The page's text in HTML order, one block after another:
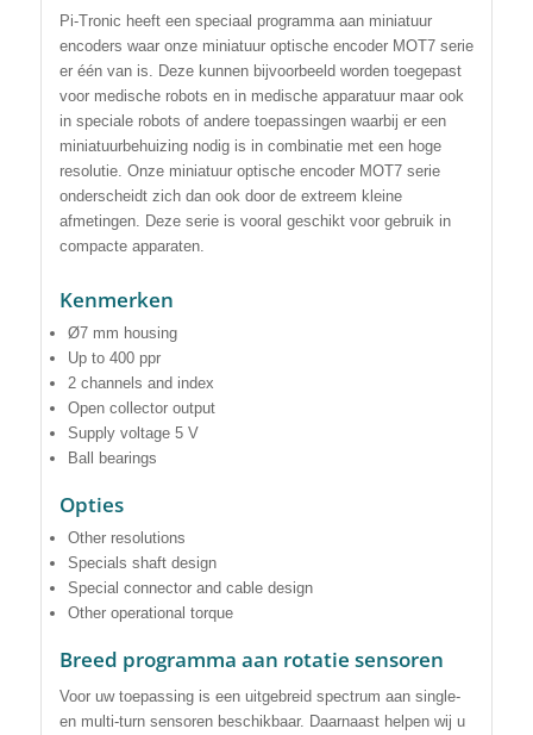
Pi-Tronic heeft een speciaal programma aan miniatuur
encoders waar onze miniatuur optische encoder MOT7 serie
er één van is. Deze kunnen bijvoorbeeld worden toegepast
voor medische robots en in medische apparatuur maar ook
in speciale robots of andere toepassingen waarbij er een
miniatuurbehuizing nodig is in combinatie met een hoge
resolutie. Onze miniatuur optische encoder MOT7 serie
onderscheidt zich dan ook door de extreem kleine
afmetingen. Deze serie is vooral geschikt voor gebruik in
compacte apparaten.
Kenmerken
Ø7 mm housing
Up to 400 ppr
2 channels and index
Open collector output
Supply voltage 5 V
Ball bearings
Opties
Other resolutions
Specials shaft design
Special connector and cable design
Other operational torque
Breed programma aan rotatie sensoren
Voor uw toepassing is een uitgebreid spectrum aan single-
en multi-turn sensoren beschikbaar. Daarnaast helpen wij u